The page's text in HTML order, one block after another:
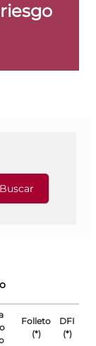
Folleto
(*)
DFI
(*)